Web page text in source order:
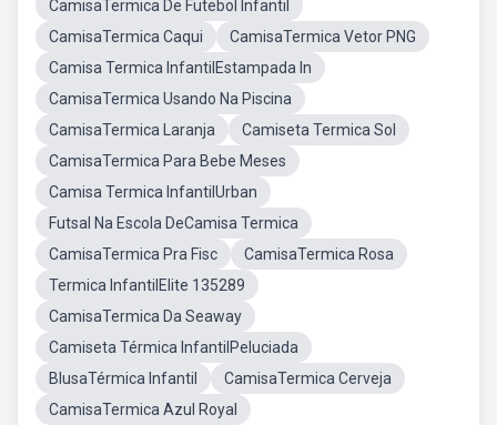
CamisaTermica De Futebol Infantil
CamisaTermica Caqui
CamisaTermica Vetor PNG
Camisa Termica InfantilEstampada In
CamisaTermica Usando Na Piscina
CamisaTermica Laranja
Camiseta Termica Sol
CamisaTermica Para Bebe Meses
Camisa Termica InfantilUrban
Futsal Na Escola DeCamisa Termica
CamisaTermica Pra Fisc
CamisaTermica Rosa
Termica InfantilElite 135289
CamisaTermica Da Seaway
Camiseta Térmica InfantilPeluciada
BlusaTérmica Infantil
CamisaTermica Cerveja
CamisaTermica Azul Royal